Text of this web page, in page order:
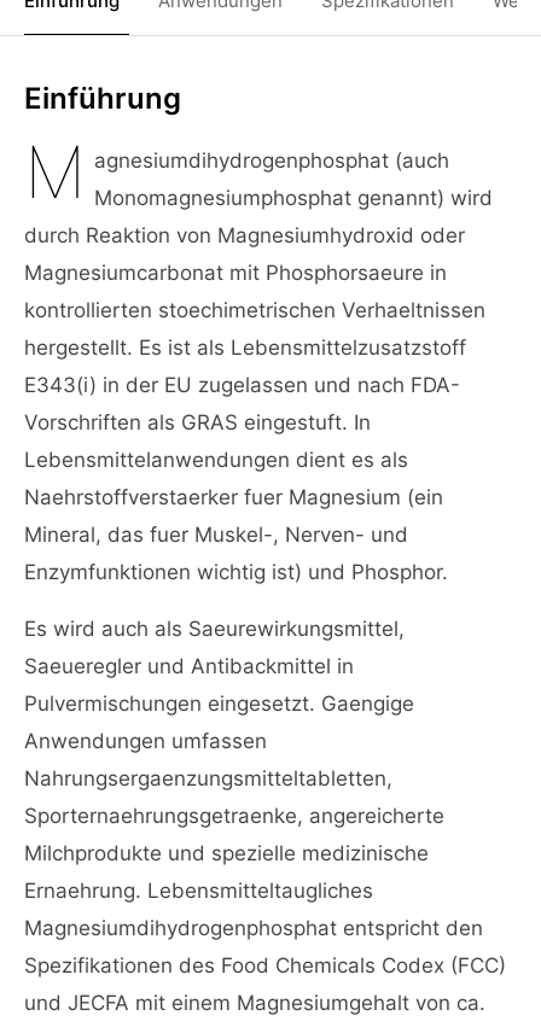
Einführung
M
agnesiumdihydrogenphosphat (auch
Monomagnesiumphosphat genannt) wird
durch Reaktion von Magnesiumhydroxid oder
Magnesiumcarbonat mit Phosphorsaeure in
kontrollierten stoechimetrischen Verhaeltnissen
hergestellt. Es ist als Lebensmittelzusatzstoff
E343(i) in der EU zugelassen und nach FDA-
Vorschriften als GRAS eingestuft. In
Lebensmittelanwendungen dient es als
Naehrstoffverstaerker fuer Magnesium (ein
Mineral, das fuer Muskel-, Nerven- und
Enzymfunktionen wichtig ist) und Phosphor.
Es wird auch als Saeurewirkungsmittel,
Saeueregler und Antibackmittel in
Pulvermischungen eingesetzt. Gaengige
Anwendungen umfassen
Nahrungsergaenzungsmitteltabletten,
Sporternaehrungsgetraenke, angereicherte
Milchprodukte und spezielle medizinische
Ernaehrung. Lebensmitteltaugliches
Magnesiumdihydrogenphosphat entspricht den
Spezifikationen des Food Chemicals Codex (FCC)
und JECFA mit einem Magnesiumgehalt von ca.